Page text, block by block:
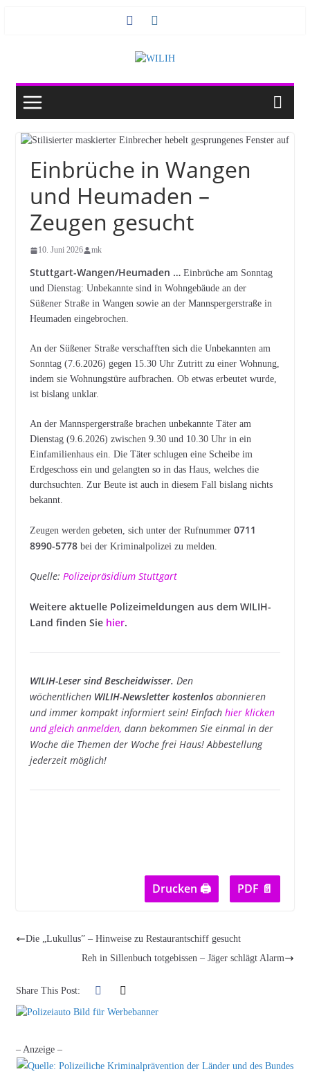
Einbrüche in Wangen
und Heumaden –
Zeugen gesucht
10. Juni 2026 mk
Stuttgart-Wangen/Heumaden …Einbrüche am Sonntag
und Dienstag: Unbekannte sind in Wohngebäude an der
Süßener Straße in Wangen sowie an der Mannspergerstraße in
Heumaden eingebrochen.
An der Süßener Straße verschafften sich die Unbekannten am
Sonntag (7.6.2026) gegen 15.30 Uhr Zutritt zu einer Wohnung,
indem sie Wohnungstüre aufbrachen. Ob etwas erbeutet wurde,
ist bislang unklar.
An der Mannspergerstraße brachen unbekannte Täter am
Dienstag (9.6.2026) zwischen 9.30 und 10.30 Uhr in ein
Einfamilienhaus ein. Die Täter schlugen eine Scheibe im
Erdgeschoss ein und gelangten so in das Haus, welches die
durchsuchten. Zur Beute ist auch in diesem Fall bislang nichts
bekannt.
Zeugen werden gebeten, sich unter der Rufnummer 0711
8990-5778bei der Kriminalpolizei zu melden.
Quelle: Polizeipräsidium Stuttgart
Weitere aktuelle Polizeimeldungen aus dem WILIH-
Land finden Sie hier.
WILIH-Leser sind Bescheidwisser. Den
wöchentlichen WILIH-Newsletter kostenlosabonnieren
und immer kompakt informiert sein! Einfach hier klicken
und gleich anmelden, dann bekommen Sie einmal in der
Woche die Themen der Woche frei Haus! Abbestellung
jederzeit möglich!
Drucken 🖨 PDF 📄
Die „Lukullus” – Hinweise zu Restaurantschiff gesucht
Reh in Sillenbuch totgebissen – Jäger schlägt Alarm
Share This Post:
– Anzeige –